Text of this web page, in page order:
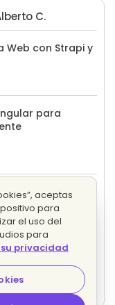
C.
Web con Strapi y
para
Store y Apple
para
aceptas
para
el uso del
para
privacidad